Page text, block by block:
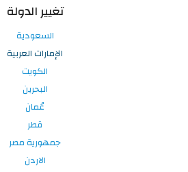
تغيير الدولة
السعودية
الإمارات العربية
الكويت
البحرين
عُمان
قطر
جمهورية مصر
الاردن